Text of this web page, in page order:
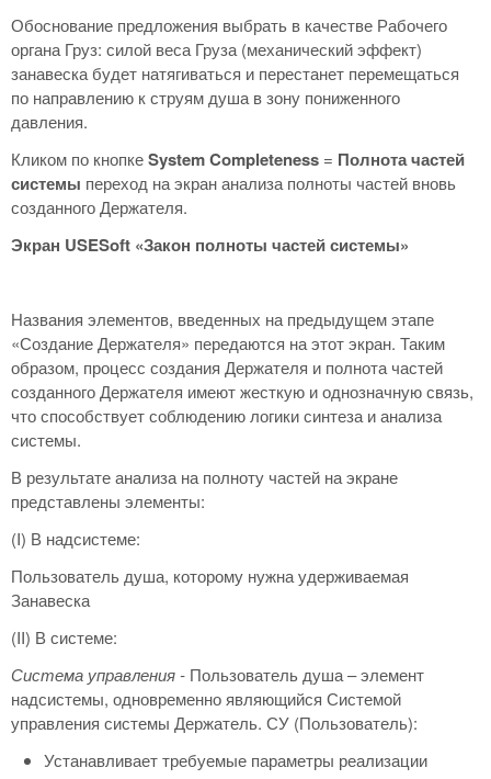
Обоснование предложения выбрать в качестве Рабочего
органа Груз: силой веса Груза (механический эффект)
занавеска будет натягиваться и перестанет перемещаться
по направлению к струям душа в зону пониженного
давления.
Кликом по кнопкеSystemCompleteness = Полнота частей
системы переход на экран анализа полноты частей вновь
созданного Держателя.
Экран USESoft «Закон полноты частей системы»
Названия элементов, введенных на предыдущем этапе
«Создание Держателя» передаются на этот экран. Таким
образом, процесс создания Держателя и полнота частей
созданного Держателя имеют жесткую и однозначную связь,
что способствует соблюдению логики синтеза и анализа
системы.
В результате анализа на полноту частей на экране
представлены элементы:
(I) В надсистеме:
Пользователь душа, которому нужна удерживаемая
Занавеска
(II) В системе:
Система управления - Пользователь душа – элемент
надсистемы, одновременно являющийся Системой
управления системы Держатель. СУ (Пользователь):
Устанавливает требуемые параметры реализации